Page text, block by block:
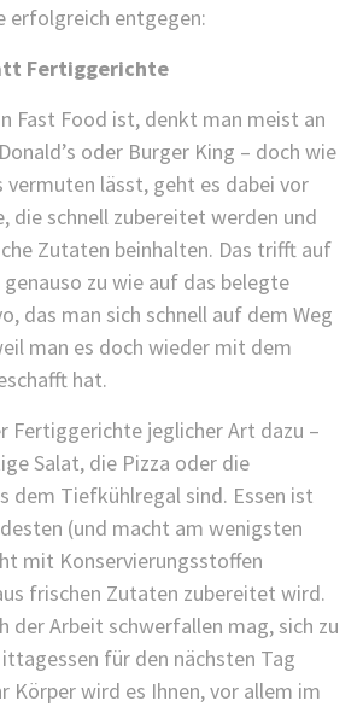
erfolgreich entgegen:
Fertiggerichte
Fast Food ist, denkt man meist an
oder Burger King – doch wie
vermuten lässt, geht es dabei vor
die schnell zubereitet werden und
Zutaten beinhalten. Das trifft auf
zu wie auf das belegte
das man sich schnell auf dem Weg
man es doch wieder mit dem
hat.
Fertiggerichte jeglicher Art dazu –
Salat, die Pizza oder die
dem Tiefkühlregal sind. Essen ist
(und macht am wenigsten
mit Konservierungsstoffen
frischen Zutaten zubereitet wird.
der Arbeit schwerfallen mag, sich zu
für den nächsten Tag
Körper wird es Ihnen, vor allem im